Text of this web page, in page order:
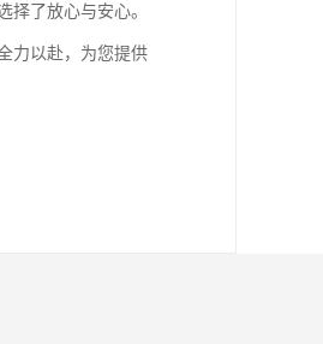
了放心与安心。
力以赴，为您提供